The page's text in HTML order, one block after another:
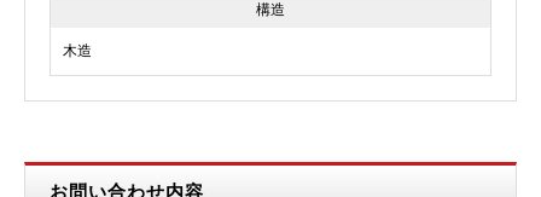
構造
木造
お問い合わせ内容